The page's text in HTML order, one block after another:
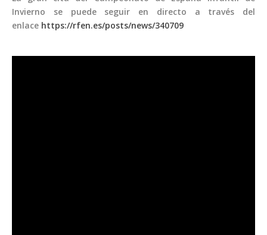
Invierno se puede seguir en directo a través del
enlace https://rfen.es/posts/news/340709